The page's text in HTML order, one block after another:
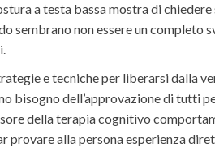
a testa bassa mostra di
sembrano non essere un
e tecniche per liberarsi dalla
bisogno dell’approvazione di
della terapia cognitivo
provare alla persona esperienza